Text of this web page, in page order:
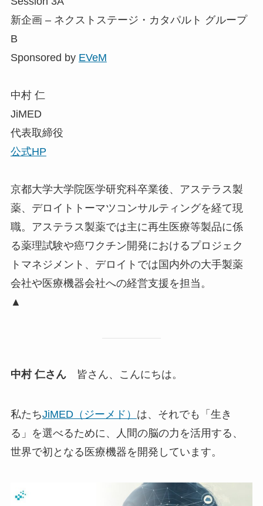
新企画 – ネクストステージ・カタパルト グループ
B
Sponsored by EVeM
中村 仁
JiMED
代表取締役
公式HP
京都大学大学院医学研究科卒業後、アステラス製
薬、デロイトトーマツコンサルティングを経て現
職。アステラス製薬では主に再生医療等製品に係
る薬理試験や癌ワクチン開発におけるプロジェク
トマネジメント、デロイトでは国内外の大手製薬
会社や医療機器会社への経営支援を担当。
▲
中村 仁さん皆さん、こんにちは。
私たちJiMED（ジーメド） は、それでも「生き
る」を選べるために、人間の脳の力を活用する、
世界で初となる医療機器を開発しています。